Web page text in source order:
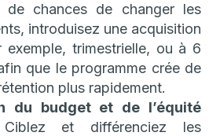
chances de changer les
introduisez une acquisition
trimestrielle, ou à 6
que le programme crée de
plus rapidement.
du budget et de l’équité
et différenciez les